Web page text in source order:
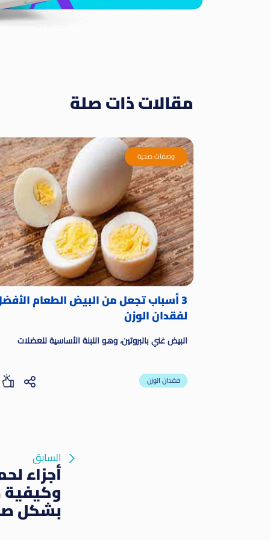
مقالات ذات صلة
وصفات صحية
3 أسباب تجعل من البيض الطعام
لفقدان الوزن
البيض غني بالبروتين، وهو اللبنة الأساسية للعضلات
فقدان الوزن
السابق
أجزاء
بشكل